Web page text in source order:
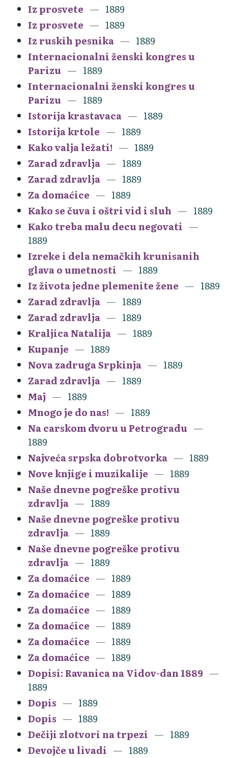
Iz prosvete
1889
Iz prosvete
1889
Iz ruskih pesnika
1889
Internacionalni ženski kongres u
Parizu
1889
Internacionalni ženski kongres u
Parizu
1889
Istorija krastavaca
1889
Istorija krtole
1889
Kako valja ležati!
1889
Zarad zdravlja
1889
Zarad zdravlja
1889
Za domaćice
1889
Kako se čuva i oštri vid i sluh
1889
Kako treba malu decu negovati
1889
Izreke i dela nemačkih krunisanih
glava o umetnosti
1889
Iz života jedne plemenite žene
1889
Zarad zdravlja
1889
Zarad zdravlja
1889
Kraljica Natalija
1889
Kupanje
1889
Nova zadruga Srpkinja
1889
Zarad zdravlja
1889
Maj
1889
Mnogo je do nas!
1889
Na carskom dvoru u Petrogradu
1889
Najveća srpska dobrotvorka
1889
Nove knjige i muzikalije
1889
Naše dnevne pogreške protivu
zdravlja
1889
Naše dnevne pogreške protivu
zdravlja
1889
Naše dnevne pogreške protivu
zdravlja
1889
Za domaćice
1889
Za domaćice
1889
Za domaćice
1889
Za domaćice
1889
Za domaćice
1889
Za domaćice
1889
Dopisi: Ravanica na Vidov-dan 1889
1889
Dopis
1889
Dopis
1889
Dečiji zlotvori na trpezi
1889
Devojče u livadi
1889